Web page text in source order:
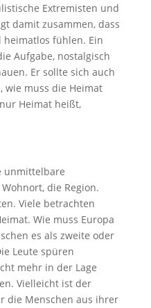
Extremisten und
damit zusammen, dass
heimatlos fühlen. Ein
Aufgabe, nostalgisch
Er sollte sich auch
wie muss die Heimat
Heimat heißt,
unmittelbare
die Region.
Viele betrachten
Wie muss Europa
es als zweite oder
Leute spüren
mehr in der Lage
Vielleicht ist der
die Menschen aus ihrer